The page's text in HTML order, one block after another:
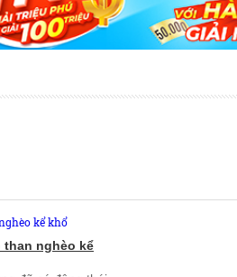
than nghèo kể